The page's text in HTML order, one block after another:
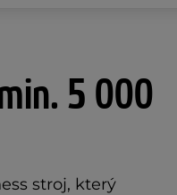
5 000
stroj, který